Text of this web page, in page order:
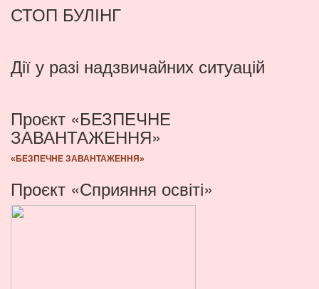
СТОП БУЛІНГ
Дії у разі надзвичайних ситуацій
Проєкт «БЕЗПЕЧНЕ
ЗАВАНТАЖЕННЯ»
«БЕЗПЕЧНЕ ЗАВАНТАЖЕННЯ»
Проєкт «Сприяння освіті»